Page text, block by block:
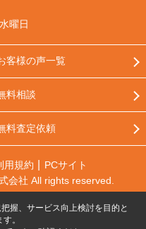
曜日
客様の声一覧
料相談
料査定依頼
用規約
PCサイト
会社 All rights reserved.
握、サービス向上検討を目的と
。